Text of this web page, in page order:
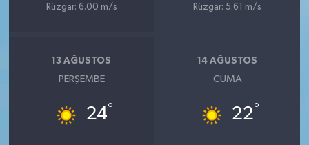
Rüzgar: 6.00 m/s
Rüzgar: 5.61 m/s
13 AĞUSTOS
PERŞEMBE
24°
14 AĞUSTOS
CUMA
22°